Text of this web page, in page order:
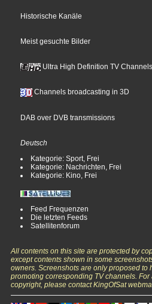
Historische Kanäle
Meist gesuchte Bilder
Ultra High Definition TV Channels
Channels broadcasting in 3D
DAB over DVB transmissions
Deutsch
Kategorie: Sport, Frei
Kategorie: Nachrichten, Frei
Kategorie: Kino, Frei
Feed Frequenzen
Die letzten Feeds
Satellitenforum
All contents on this site are protected by
except contents shown in some
owners. Screenshots are only proposed
promoting corresponding TV channels.
copyright, please contact KingOfSat